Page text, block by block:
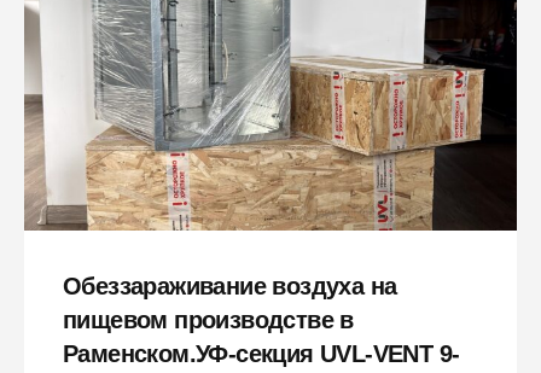
Обеззараживание воздуха на
пищевом производстве в
Раменском.УФ-секция UVL-VENT 9-